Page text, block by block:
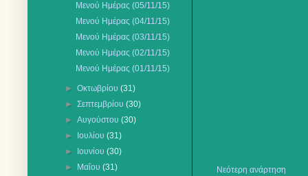
Νεότερη ανάρτηση
Μενού Ημέρας (05/11/15)
Μενού Ημέρας (04/11/15)
Μενού Ημέρας (03/11/15)
Μενού Ημέρας (02/11/15)
Μενού Ημέρας (01/11/15)
►Οκτωβρίου(31)
►Σεπτεμβρίου(30)
►Αυγούστου(30)
►
Ιουλίου(31)
►
Ιουνίου(30)
►
Μαΐου(31)